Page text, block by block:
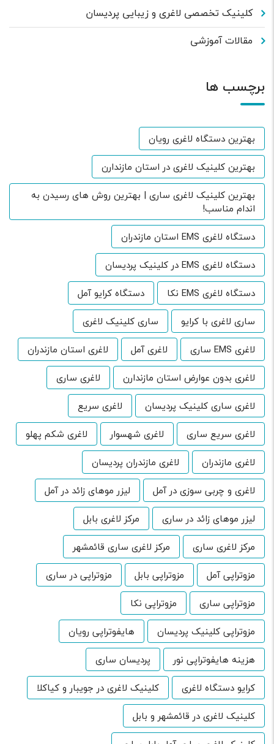
کلینیک تخصصی لاغری و زیبایی پردیسان
مقالات آموزشی
برچسب ها
بهترین دستگاه لاغری رویان
بهترین کلینیک لاغری در استان مازندارن
بهترین کلینیک لاغری ساری | بهترین روش های رسیدن به
اندام مناسب!
دستگاه لاغری EMS استان مازندران
دستگاه لاغری EMS در کلینیک پردیسان
دستگاه لاغری EMS نکا
دستگاه کرایو آمل
ساری لاغری با کرایو
ساری کلینیک لاغری
لاغری EMS ساری
لاغری آمل
لاغری استان مازندران
لاغری بدون عوارض استان مازندارن
لاغری ساری
لاغری ساری کلینیک پردیسان
لاغری سریع
لاغری سریع ساری
لاغری شهسوار
لاغری شکم پهلو
لاغری مازندران
لاغری مازندران پردیسان
لاغری و چربی سوزی در آمل
لیزر موهای زائد در آمل
لیزر موهای زائد در ساری
مرکز لاغری بابل
مرکز لاغری ساری
مرکز لاغری ساری قائمشهر
مزوتراپی آمل
مزوتراپی بابل
مزوتراپی در ساری
مزوتراپی ساری
مزوتراپی نکا
مزوتراپی کلینیک پردیسان
هایفوتراپی رویان
هزینه هایفوتراپی نور
پردیسان ساری
کرایو دستگاه لاغری
کلینیک لاغری در جویبار و کیاکلا
کلینیک لاغری در قائمشهر و بابل